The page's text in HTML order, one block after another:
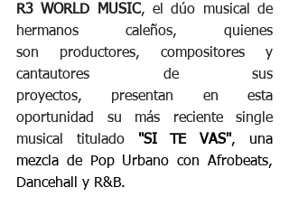
R3 WORLD MUSIC, el dúo musical de
hermanos caleños, quienes
son productores, compositores y
cantautores de sus
proyectos, presentan en esta
oportunidad su más reciente single
musical titulado "SI TE VAS", una
mezcla de Pop Urbano con Afrobeats,
Dancehall y R&B.